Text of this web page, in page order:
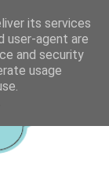
its services
user-agent are
and security
usage